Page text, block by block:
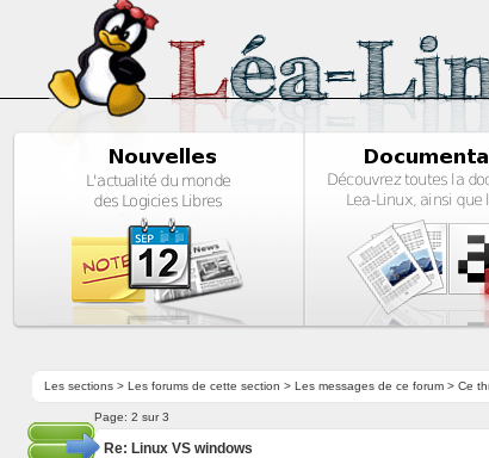
Les sections> Les forums de cette section > Les messages de ce forum> Ce
Page: 2 sur 3
Re: Linux VS windows